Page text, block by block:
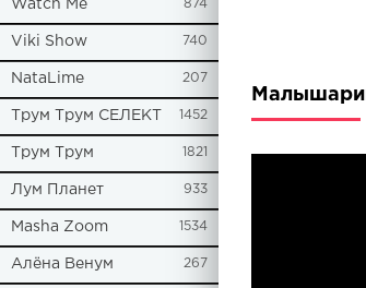
Watch Me 874
Viki Show 740
NataLime 207
Трум Трум СЕЛЕКТ 1452
Трум Трум 1821
Лум Планет 933
Masha Zoom 1534
Алёна Венум 267